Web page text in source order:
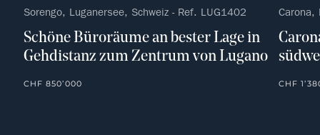
Sorengo, Luganersee, Schweiz - Ref. LUG1402
Schöne Büroräume an bester Lage in
Gehdistanz zum Zentrum von Lugano
CHF 850’000
Carona,
CHF